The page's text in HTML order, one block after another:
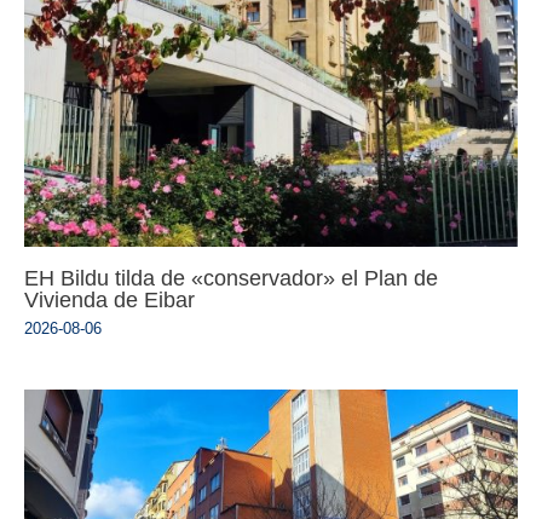
EH Bildu tilda de «conservador» el Plan de
Vivienda de Eibar
2026-08-06